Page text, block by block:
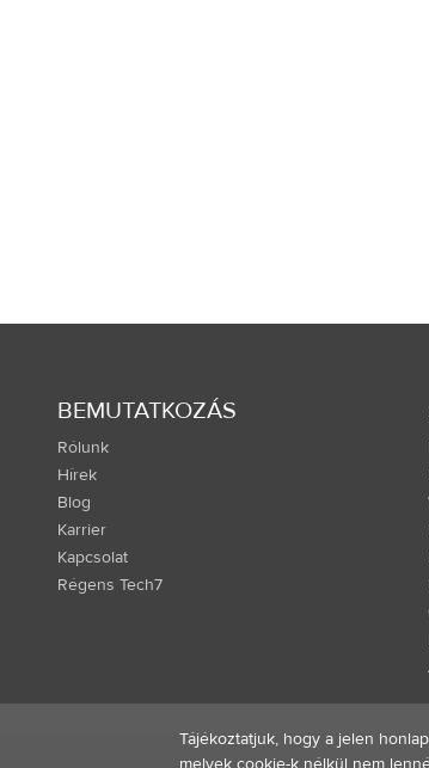
BEMUTATKOZÁS
Rólunk
Hírek
Blog
Karrier
Kapcsolat
Régens Tech7
Tájékoztatjuk, hogy a jelen